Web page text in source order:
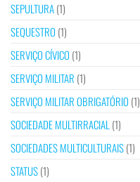
SEPULTURA(1)
SEQUESTRO (1)
SERVIÇO CÍVICO (1)
SERVIÇO MILITAR (1)
SERVIÇO MILITAR OBRIGATÓRIO (1)
SOCIEDADE MULTIRRACIAL (1)
SOCIEDADES MULTICULTURAIS(1)
STATUS(1)